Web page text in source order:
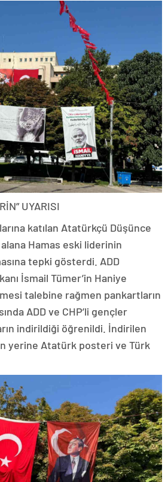
UYARISI
katılan Atatürkçü Düşünce
Hamas eski liderinin
tepki gösterdi. ADD
İsmail Tümer’in Haniye
talebine rağmen pankartların
ADD ve CHP’li gençler
indirildiği öğrenildi. İndirilen
yerine Atatürk posteri ve Türk